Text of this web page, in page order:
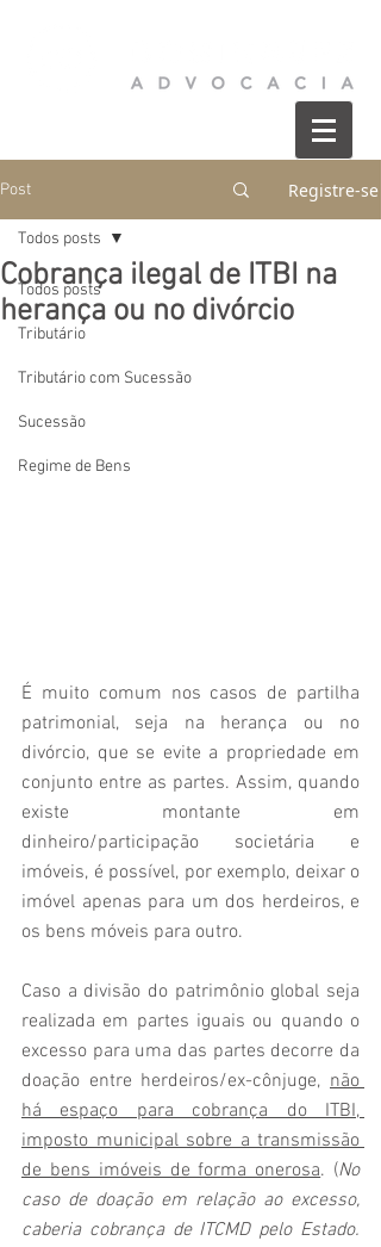
Post Registre-se
Todos posts
Tributário
Tributário com Sucessão
Sucessão
Regime de Bens
Todos posts
Cobrança ilegal de ITBI na
herança ou no divórcio
É muito comum nos casos de partilha
patrimonial, seja na herança ou no
divórcio, que se evite a propriedade em
conjunto entre as partes. Assim, quando
existe montante em
dinheiro/participação societária e
imóveis, é possível, por exemplo, deixar o
imóvel apenas para um dos herdeiros, e
os bens móveis para outro.
Caso a divisão do patrimônio global seja
realizada em partes iguais ou quando o
excesso para uma das partes decorre da
doação entre herdeiros/ex-cônjuge, não
há espaço para cobrança do ITBI,
imposto municipal sobre a transmissão
de bens imóveis de forma onerosa. (No
caso de doação em relação ao excesso,
caberia cobrança de ITCMD pelo Estado.